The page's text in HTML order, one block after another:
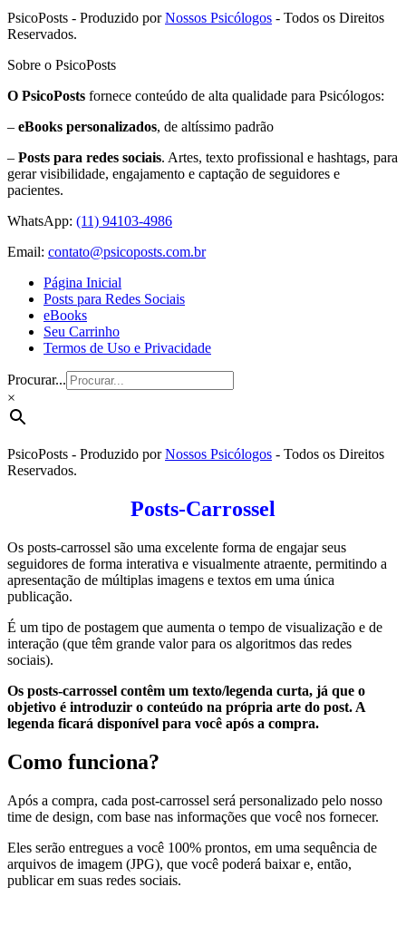
PsicoPosts - Produzido porNossos Psicólogos - Todos os Direitos
Reservados.
Sobre o PsicoPosts
O PsicoPosts fornece conteúdo de alta qualidade para Psicólogos:
– eBooks personalizados, de altíssimo padrão
– Posts para redes sociais. Artes, texto profissional e hashtags, para
gerar visibilidade, engajamento e captação de seguidores e
pacientes.
WhatsApp: (11) 94103-4986
Email: contato@psicoposts.com.br
Página Inicial
Posts para Redes Sociais
eBooks
Seu Carrinho
Termos de Uso e Privacidade
Procurar...
×
PsicoPosts - Produzido porNossos Psicólogos - Todos os Direitos
Reservados.
Posts-Carrossel
Os posts-carrossel são uma excelente forma de engajar seus
seguidores de forma interativa e visualmente atraente, permitindo a
apresentação de múltiplas imagens e textos em uma única
publicação.
É um tipo de postagem que aumenta o tempo de visualização e de
interação (que têm grande valor para os algoritmos das redes
sociais).
Os posts-carrossel contêm um texto/legenda curta, já que o
objetivo é introduzir o conteúdo na própria arte do post. A
legenda ficará disponível para você após a compra.
Como funciona?
Após a compra, cada post-carrossel será personalizado pelo nosso
time de design, com base nas informações que você nos fornecer.
Eles serão entregues a você 100% prontos, em uma sequência de
arquivos de imagem (JPG), que você poderá baixar e, então,
publicar em suas redes sociais.